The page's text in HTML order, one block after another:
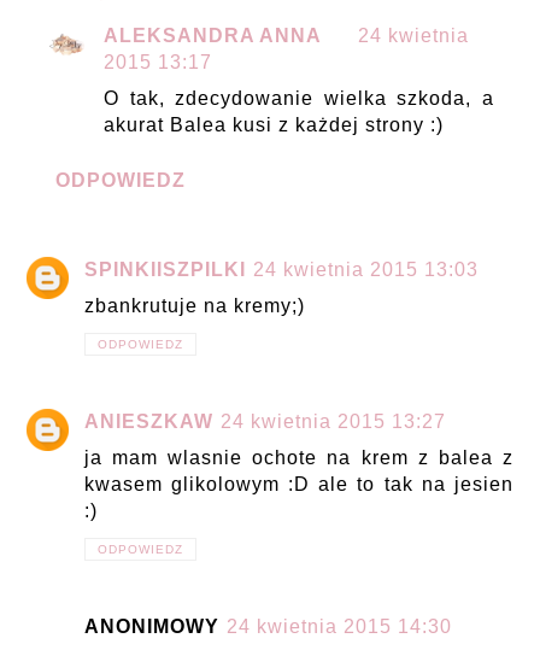
ALEKSANDRA ANNA
24 kwietnia
2015 13:17
O tak, zdecydowanie wielka szkoda, a
akurat Balea kusi z każdej strony :)
ODPOWIEDZ
SPINKIISZPILKI
24 kwietnia 2015 13:03
zbankrutuje na kremy;)
ODPOWIEDZ
ANIESZKAW 24 kwietnia 2015 13:27
ja mam wlasnie ochote na krem z balea z
kwasem glikolowym :D ale to tak na jesien
:)
ODPOWIEDZ
ANONIMOWY 24 kwietnia 2015 14:30